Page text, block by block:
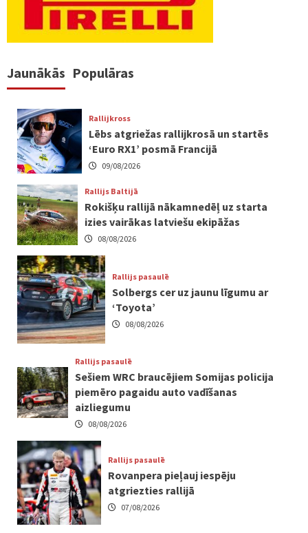
Jaunākās Populāras
Rallijkross
Lēbs atgriežas rallijkrosā un startēs
‘Euro RX1’ posmā Francijā
09/08/2026
Rallijs Baltijā
Rokišķu rallijā nākamnedēļ uz starta
izies vairākas latviešu ekipāžas
08/08/2026
Rallijs pasaulē
Solbergs cer uz jaunu līgumu ar
‘Toyota’
08/08/2026
Rallijs pasaulē
Sešiem WRC braucējiem Somijas policija
piemēro pagaidu auto vadīšanas
aizliegumu
08/08/2026
Rallijs pasaulē
Rovanpera pieļauj iespēju
atgriezties rallijā
07/08/2026